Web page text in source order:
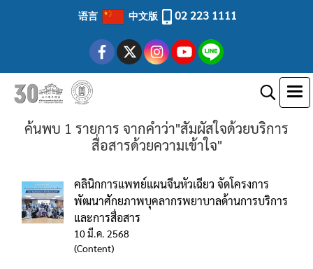
语言 中文版 02 223 1111
ค้นพบ 1 รายการ จากคำว่า"สัมผัสใจด้วยบริการ
สื่อสารด้วยความเข้าใจ"
คลินิกการแพทย์แผนจีนหัวเฉียว จัดโครงการ
พัฒนาศักยภาพบุคลากรพยาบาลด้านการบริการ
และการสื่อสาร
10 มี.ค. 2568
(Content)